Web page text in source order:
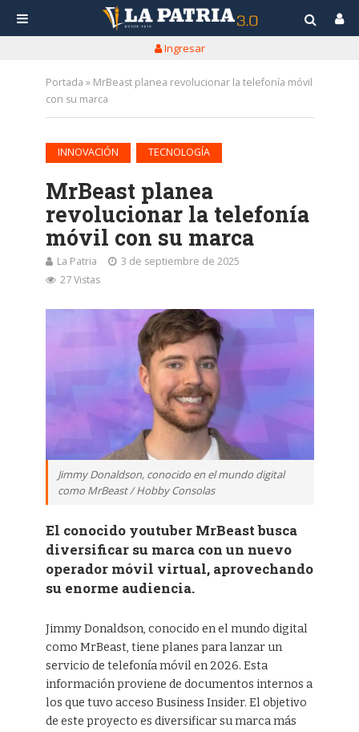
Ingresar
Portada » MrBeast planea revolucionar la telefonía móvil
con su marca
INNOVACIÓN TECNOLOGÍA
MrBeast planea
revolucionar la telefonía
móvil con su marca
La Patria
3 de septiembre de 2025
27 Vistas
Jimmy Donaldson, conocido en el mundo digital
como MrBeast / Hobby Consolas
El conocido youtuber MrBeast busca
diversificar su marca con un nuevo
operador móvil virtual, aprovechando
su enorme audiencia.
Jimmy Donaldson, conocido en el mundo digital
como MrBeast, tiene planes para lanzar un
servicio de telefonía móvil en 2026. Esta
información proviene de documentos internos a
los que tuvo acceso Business Insider. El objetivo
de este proyecto es diversificar su marca más